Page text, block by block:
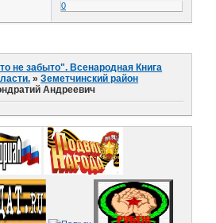
0
не забыто". Всенародная Книга
»Земетчинский район
Андреевич